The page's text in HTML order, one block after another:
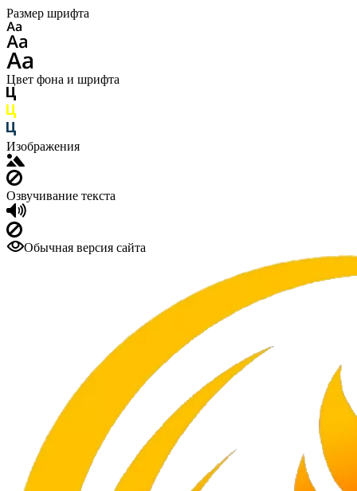
Размер шрифта
Цвет фона и шрифта
Изображения
Озвучивание текста
Обычная версия сайта